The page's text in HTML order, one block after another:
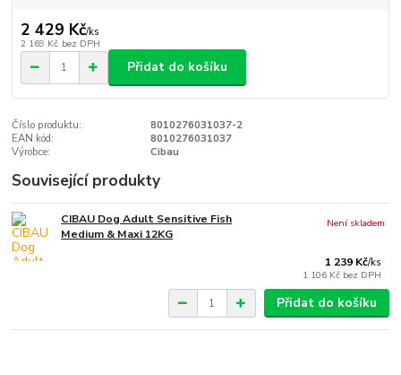
2 429 Kč/ks
2 169 Kč bez DPH
Přidat do košíku
Číslo produktu:
8010276031037-2
EAN kód:
8010276031037
Výrobce:
Cibau
Související produkty
CIBAU Dog Adult Sensitive Fish
Medium & Maxi 12KG
1 239 Kč/ks
1 106 Kč bez DPH
Není skladem
Přidat do košíku